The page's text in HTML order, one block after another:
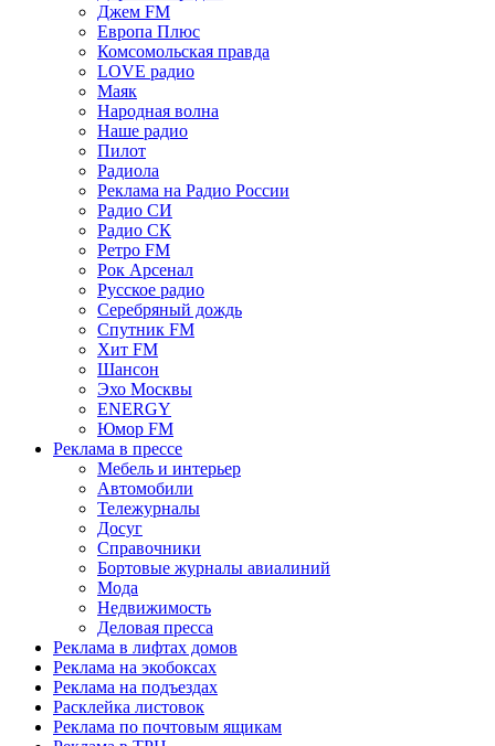
Джем FM
Европа Плюс
Комсомольская правда
LOVE радио
Маяк
Народная волна
Наше радио
Пилот
Радиола
Реклама на Радио России
Радио СИ
Радио СК
Ретро FM
Рок Арсенал
Русское радио
Серебряный дождь
Спутник FM
Хит FM
Шансон
Эхо Москвы
ENERGY
Юмор FM
Реклама в прессе
Мебель и интерьер
Автомобили
Тележурналы
Досуг
Справочники
Бортовые журналы авиалиний
Мода
Недвижимость
Деловая пресса
Реклама в лифтах домов
Реклама на экобоксах
Реклама на подъездах
Расклейка листовок
Реклама по почтовым ящикам